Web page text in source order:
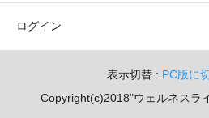
ログイン
表示切替 : PC版に
Copyright(c)2018"ウェルネスラ